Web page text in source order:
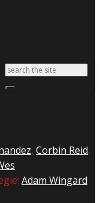
, Corbin Reid,
Adam Wingard